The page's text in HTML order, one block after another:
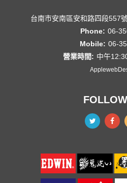
台南市安南區安和路四段557
Phone: 06-
Mobile: 06-
營業時間: 中午